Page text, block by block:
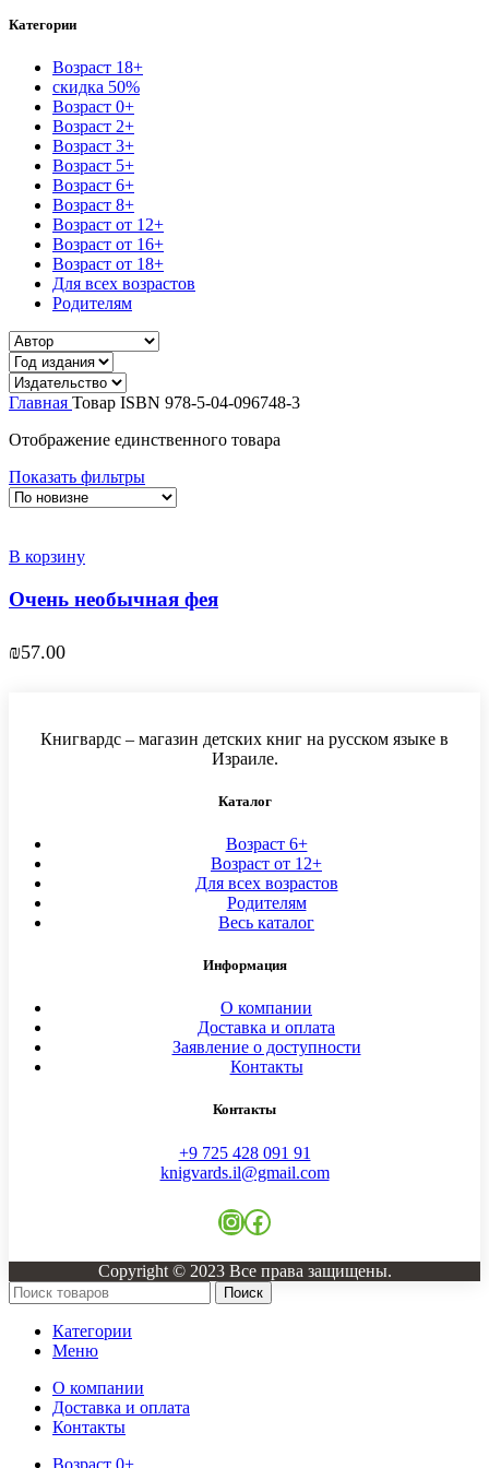
Категории
Возраст 18+
скидка 50%
Возраст 0+
Возраст 2+
Возраст 3+
Возраст 5+
Возраст 6+
Возраст 8+
Возраст от 12+
Возраст от 16+
Возраст от 18+
Для всех возрастов
Родителям
Главная Товар ISBN 978-5-04-096748-3
Отображение единственного товара
Показать фильтры
В корзину
Очень необычная фея
₪57.00
Книгвардс – магазин детских книг на русском языке в
Израиле.
Каталог
Возраст 6+
Возраст от 12+
Для всех возрастов
Родителям
Весь каталог
Информация
О компании
Доставка и оплата
Заявление о доступности
Контакты
Контакты
+9 725 428 091 91
knigvards.il@gmail.com
Instagram
Facebook
Copyright © 2023 Все права защищены.
Поиск
Категории
Меню
О компании
Доставка и оплата
Контакты
Возраст 0+